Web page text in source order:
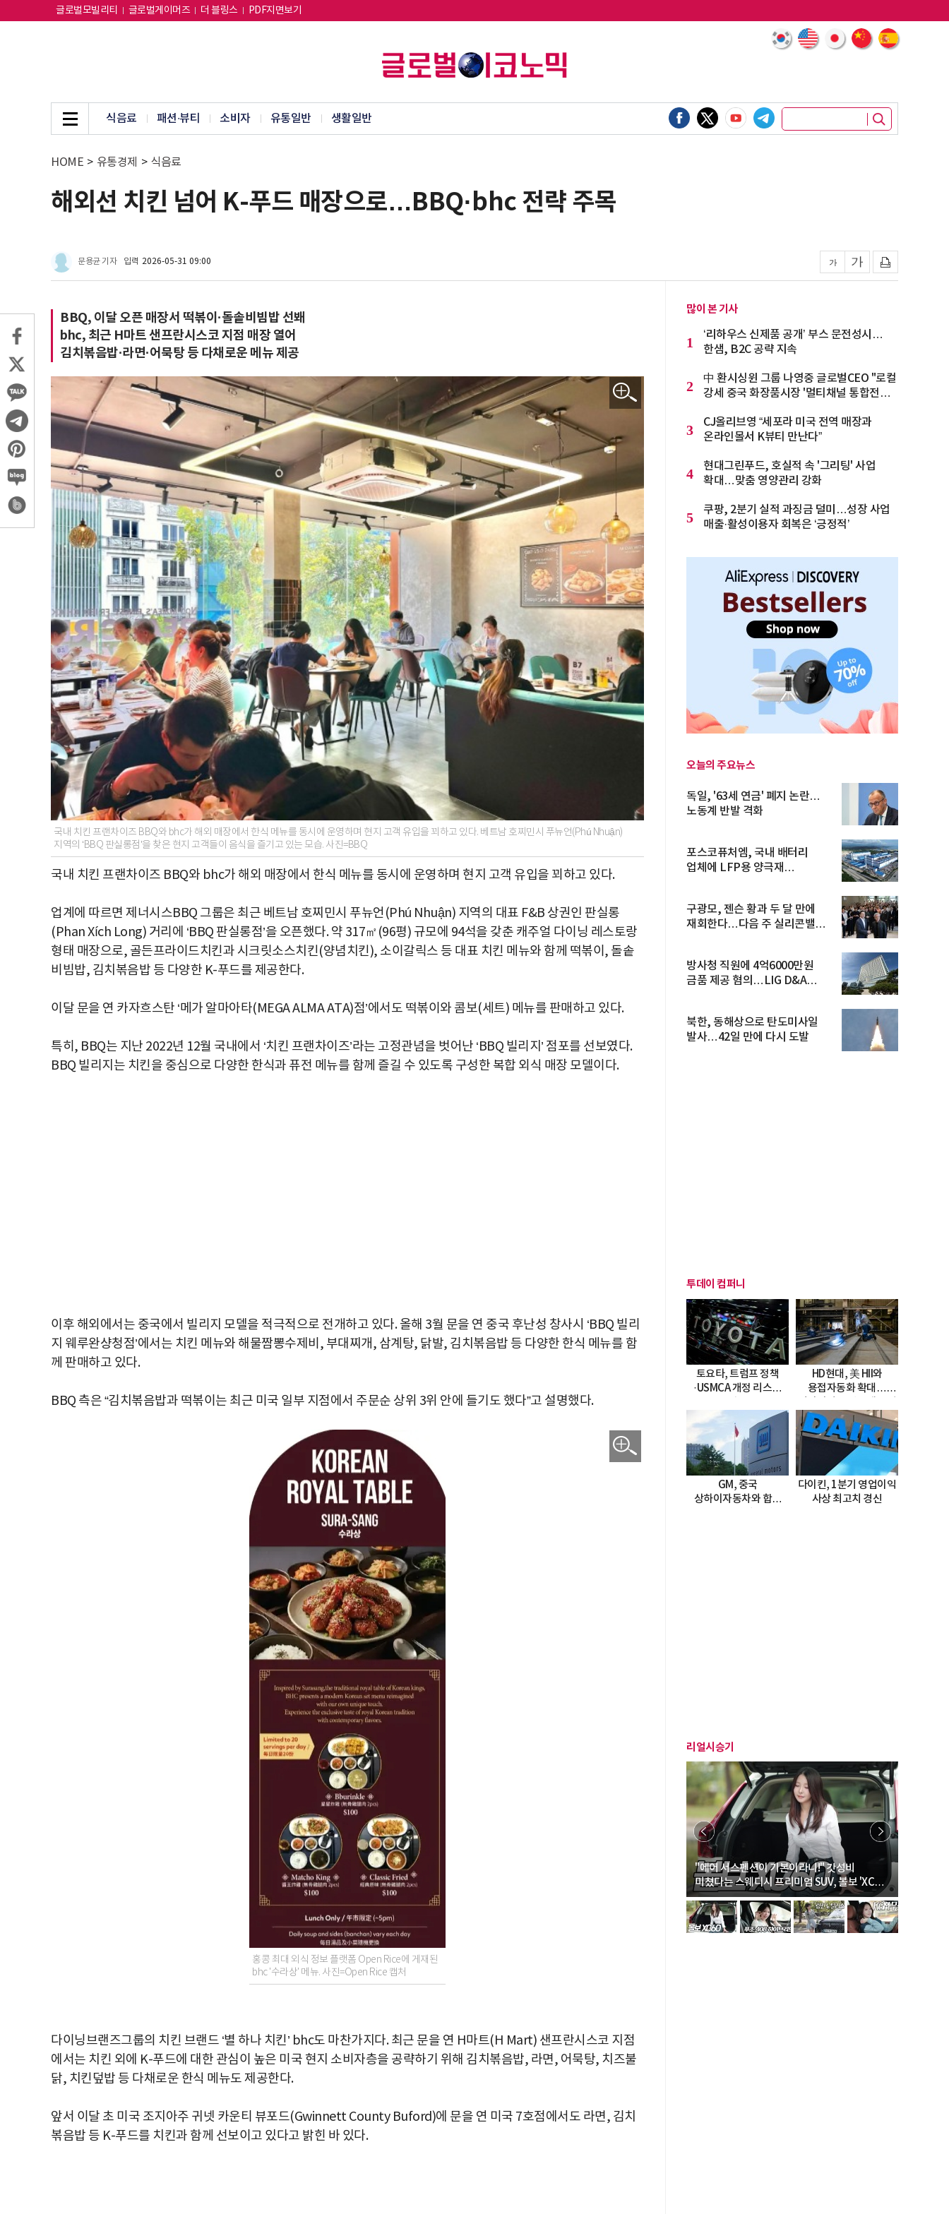
글로벌모빌리티 글로벌게이머즈 더 블링스 PDF지면보기
식음료 패션∙뷰티 소비자 유통일반 생활일반
HOME > 유통경제 > 식음료
해외선 치킨 넘어 K-푸드 매장으로…BBQ·bhc 전략 주목
문용균 기자 입력 2026-05-31 09:00
BBQ, 이달 오픈 매장서 떡볶이·돌솥비빔밥 선봬
bhc, 최근 H마트 샌프란시스코 지점 매장 열어
김치볶음밥·라면·어묵탕 등 다채로운 메뉴 제공
국내 치킨 프랜차이즈 BBQ와 bhc가 해외 매장에서 한식 메뉴를 동시에 운영하며 현지 고객 유입을 꾀하고 있다. 베트남 호찌민시 푸뉴언(Phú Nhuận)
지역의 ‘BBQ 판실롱점’을 찾은 현지 고객들이 음식을 즐기고 있는 모습. 사진=BBQ
국내 치킨 프랜차이즈 BBQ와 bhc가 해외 매장에서 한식 메뉴를 동시에 운영하며 현지 고객 유입을 꾀하고 있다.
업계에 따르면 제너시스BBQ 그룹은 최근 베트남 호찌민시 푸뉴언(Phú Nhuận) 지역의 대표 F&B 상권인 판실롱
(Phan Xích Long) 거리에 ‘BBQ 판실롱점’을 오픈했다. 약 317㎡(96평) 규모에 94석을 갖춘 캐주얼 다이닝 레스토랑
형태 매장으로, 골든프라이드치킨과 시크릿소스치킨(양념치킨), 소이갈릭스 등 대표 치킨 메뉴와 함께 떡볶이, 돌솥
비빔밥, 김치볶음밥 등 다양한 K-푸드를 제공한다.
이달 문을 연 카자흐스탄 ‘메가 알마아타(MEGA ALMA ATA)점’에서도 떡볶이와 콤보(세트) 메뉴를 판매하고 있다.
특히, BBQ는 지난 2022년 12월 국내에서 ‘치킨 프랜차이즈’라는 고정관념을 벗어난 ‘BBQ 빌리지’ 점포를 선보였다.
BBQ 빌리지는 치킨을 중심으로 다양한 한식과 퓨전 메뉴를 함께 즐길 수 있도록 구성한 복합 외식 매장 모델이다.
이후 해외에서는 중국에서 빌리지 모델을 적극적으로 전개하고 있다. 올해 3월 문을 연 중국 후난성 창사시 ‘BBQ 빌리
지 웨루완샹청점’에서는 치킨 메뉴와 해물짬뽕수제비, 부대찌개, 삼계탕, 닭발, 김치볶음밥 등 다양한 한식 메뉴를 함
께 판매하고 있다.
BBQ 측은 “김치볶음밥과 떡볶이는 최근 미국 일부 지점에서 주문순 상위 3위 안에 들기도 했다”고 설명했다.
홍콩 최대 외식 정보 플랫폼 Open Rice에 게재된
bhc '수라상' 메뉴. 사진=Open Rice 캡처
다이닝브랜즈그룹의 치킨 브랜드 ‘별 하나 치킨’ bhc도 마찬가지다. 최근 문을 연 H마트(H Mart) 샌프란시스코 지점
에서는 치킨 외에 K-푸드에 대한 관심이 높은 미국 현지 소비자층을 공략하기 위해 김치볶음밥, 라면, 어묵탕, 치즈불
닭, 치킨덮밥 등 다채로운 한식 메뉴도 제공한다.
앞서 이달 초 미국 조지아주 귀넷 카운티 뷰포드(Gwinnett County Buford)에 문을 연 미국 7호점에서도 라면, 김치
볶음밥 등 K-푸드를 치킨과 함께 선보이고 있다고 밝힌 바 있다.
많이 본 기사
1
‘리하우스 신제품 공개’ 부스 문전성시…
한샘, B2C 공략 지속
2
中 환시싱윈 그룹 나영중 글로벌CEO "로컬
강세 중국 화장품시장 '멀티채널 통합전략'
3
CJ올리브영 “세포라 미국 전역 매장과
온라인몰서 K뷰티 만난다”
4
현대그린푸드, 호실적 속 '그리팅' 사업
확대…맞춤 영양관리 강화
5
쿠팡, 2분기 실적 과징금 덜미…성장 사업
매출·활성이용자 회복은 ‘긍정적’
오늘의 주요뉴스
독일, '63세 연금' 폐지 논란…
노동계 반발 격화
포스코퓨처엠, 국내 배터리
업체에 LFP용 양극재
구광모, 젠슨 황과 두 달 만에
재회한다…다음 주 실리콘밸리
방사청 직원에 4억6000만원
금품 제공 혐의…LIG D&A
북한, 동해상으로 탄도미사일
발사…42일 만에 다시 도발
투데이 컴퍼니
토요타, 트럼프 정책
·USMCA 개정 리스크
HD현대, 美 HII와
용접자동화 확대…
도입
GM, 중국
상하이자동차와 합작
다이킨, 1분기 영업이익
사상 최고치 경신
리얼시승기
"에어 서스펜션이 기본이라니!" 갓성비
미쳤다는 스웨디시 프리미엄 SUV, 볼보 'XC60
B5 울트라'